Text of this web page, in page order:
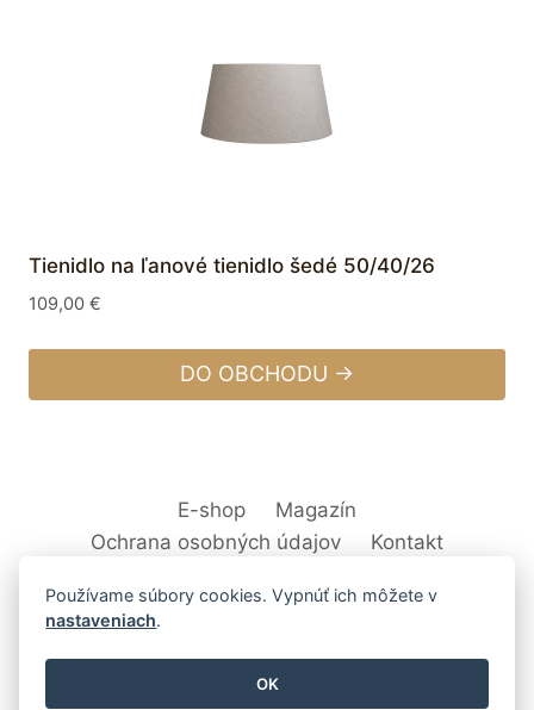
Tienidlo na ľanové tienidlo šedé 50/40/26
109,00 €
DO OBCHODU →
E-shop
Magazín
Ochrana osobných údajov
Kontakt
© 2026 Svet Interiéru - kuchyňa, kúpeľne,
Používame súbory cookies. Vypnúť ich môžete v
nastaveniach.
OK